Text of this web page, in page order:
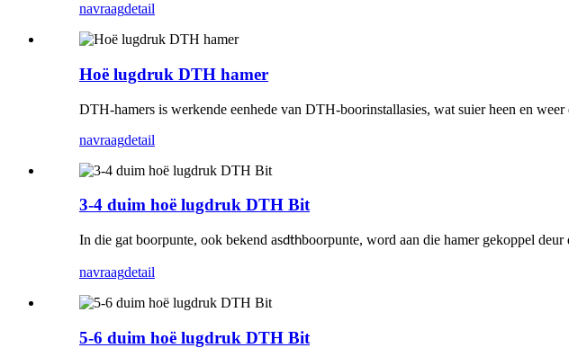
navraagdetail
Hoë lugdruk DTH hamer
DTH-hamers is werkende eenhede van DTH-boorinstallasies, wat suier heen en
navraagdetail
3-4 duim hoë lugdruk DTH Bit
In die gat boorpunte, ook bekend asdthboorpunte, word aan die hamer gekoppel
navraagdetail
5-6 duim hoë lugdruk DTH Bit